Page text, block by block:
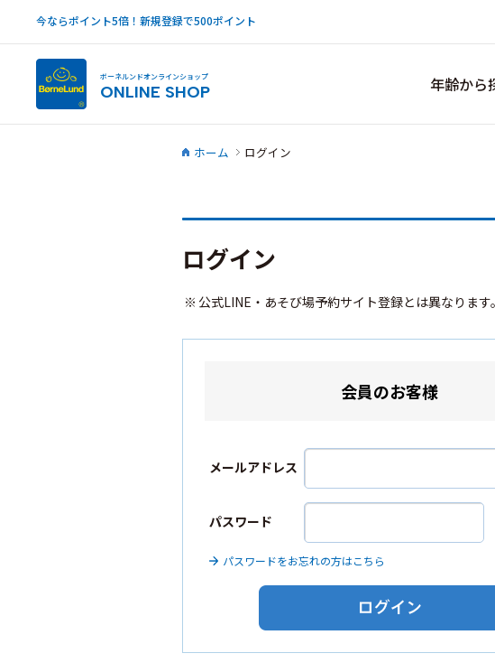
今ならポイント5倍！新規登録で500ポイント
ボーネルンドオンラインショップ
ONLINE SHOP 年齢から
ホーム ログイン
ログイン
公式LINE・あそび場予約サイト登録とは異なります。
会員のお客様
メールアドレス
パスワード
パスワードをお忘れの方はこちら